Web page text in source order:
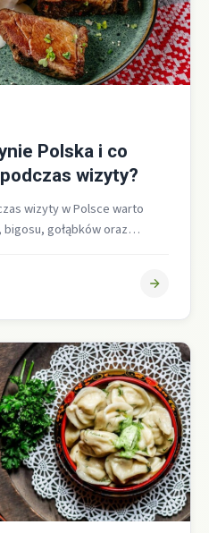
Polska i co
wizyty?
wizyty w Polsce warto
gołąbków oraz